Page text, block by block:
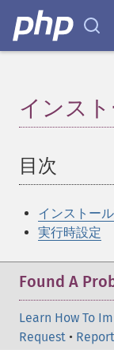
インス
目次
インストー
実行時設定
Found A
Learn How To
Request •